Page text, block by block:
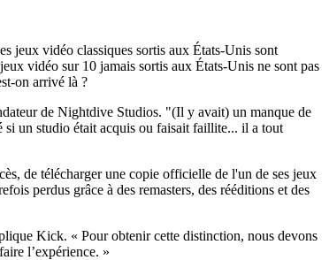
jeux vidéo classiques sortis aux États-Unis sont
vidéo sur 10 jamais sortis aux États-Unis ne sont pas
on arrivé là ?
de Nightdive Studios. "(Il y avait) un manque de
un studio était acquis ou faisait faillite... il a tout
de télécharger une copie officielle de l'un de ses jeux
perdus grâce à des remasters, des rééditions et des
Kick. « Pour obtenir cette distinction, nous devons
l’expérience. »